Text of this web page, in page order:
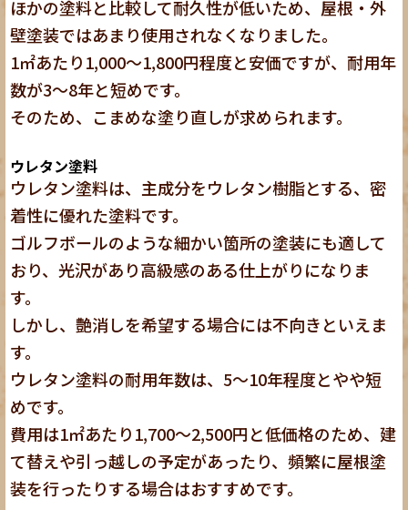
ほかの塗料と比較して耐久性が低いため、屋根・外
壁塗装ではあまり使用されなくなりました。
1㎡あたり1,000〜1,800円程度と安価ですが、耐用年
数が3〜8年と短めです。
そのため、こまめな塗り直しが求められます。
ウレタン塗料
ウレタン塗料は、主成分をウレタン樹脂とする、密
着性に優れた塗料です。
ゴルフボールのような細かい箇所の塗装にも適して
おり、光沢があり高級感のある仕上がりになりま
す。
しかし、艶消しを希望する場合には不向きといえま
す。
ウレタン塗料の耐用年数は、5〜10年程度とやや短
めです。
費用は1㎡あたり1,700〜2,500円と低価格のため、建
て替えや引っ越しの予定があったり、頻繁に屋根塗
装を行ったりする場合はおすすめです。